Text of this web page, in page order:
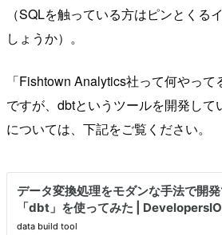
（SQLを触っている方はピンとくる
しょうか）。
「Fishtown Analytics社って何やっ
ですが、dbtというツールを開発し
については、下記をご覧ください。